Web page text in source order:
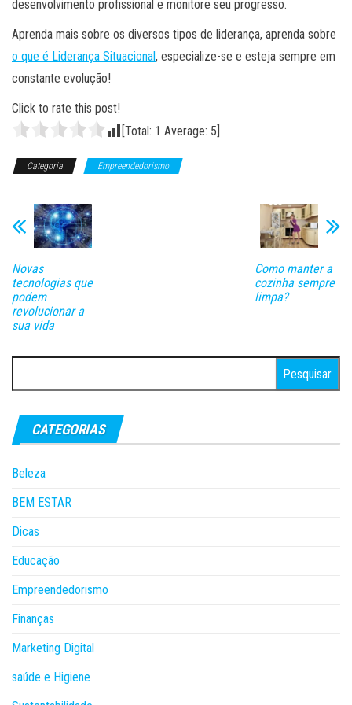
desenvolvimento profissional e monitore seu progresso.
Aprenda mais sobre os diversos tipos de liderança, aprenda sobre
o que é Liderança Situacional, especialize-se e esteja sempre em
constante evolução!
Click to rate this post!
[Total: 1 Average: 5]
Categoria Empreendedorismo
Novas
tecnologias que
podem
revolucionar a
sua vida
Como manter a
cozinha sempre
limpa?
por:
CATEGORIAS
Beleza
BEM ESTAR
Dicas
Educação
Empreendedorismo
Finanças
Marketing Digital
saúde e Higiene